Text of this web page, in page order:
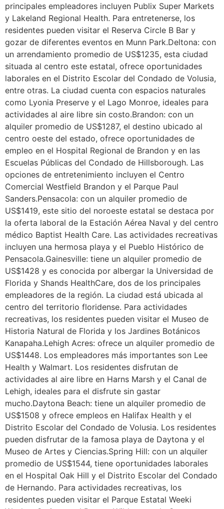
principales empleadores incluyen Publix Super Markets
y Lakeland Regional Health. Para entretenerse, los
residentes pueden visitar el Reserva Circle B Bar y
gozar de diferentes eventos en Munn Park.Deltona: con
un arrendamiento promedio de US$1235, esta ciudad
situada al centro este estatal, ofrece oportunidades
laborales en el Distrito Escolar del Condado de Volusia,
entre otras. La ciudad cuenta con espacios naturales
como Lyonia Preserve y el Lago Monroe, ideales para
actividades al aire libre sin costo.Brandon: con un
alquiler promedio de US$1287, el destino ubicado al
centro oeste del estado, ofrece oportunidades de
empleo en el Hospital Regional de Brandon y en las
Escuelas Públicas del Condado de Hillsborough. Las
opciones de entretenimiento incluyen el Centro
Comercial Westfield Brandon y el Parque Paul
Sanders.Pensacola: con un alquiler promedio de
US$1419, este sitio del noroeste estatal se destaca por
la oferta laboral de la Estación Aérea Naval y del centro
médico Baptist Health Care. Las actividades recreativas
incluyen una hermosa playa y el Pueblo Histórico de
Pensacola.Gainesville: tiene un alquiler promedio de
US$1428 y es conocida por albergar la Universidad de
Florida y Shands HealthCare, dos de los principales
empleadores de la región. La ciudad está ubicada al
centro del territorio floridense. Para actividades
recreativas, los residentes pueden visitar el Museo de
Historia Natural de Florida y los Jardines Botánicos
Kanapaha.Lehigh Acres: ofrece un alquiler promedio de
US$1448. Los empleadores más importantes son Lee
Health y Walmart. Los residentes disfrutan de
actividades al aire libre en Harns Marsh y el Canal de
Lehigh, ideales para el disfrute sin gastar
mucho.Daytona Beach: tiene un alquiler promedio de
US$1508 y ofrece empleos en Halifax Health y el
Distrito Escolar del Condado de Volusia. Los residentes
pueden disfrutar de la famosa playa de Daytona y el
Museo de Artes y Ciencias.Spring Hill: con un alquiler
promedio de US$1544, tiene oportunidades laborales
en el Hospital Oak Hill y el Distrito Escolar del Condado
de Hernando. Para actividades recreativas, los
residentes pueden visitar el Parque Estatal Weeki